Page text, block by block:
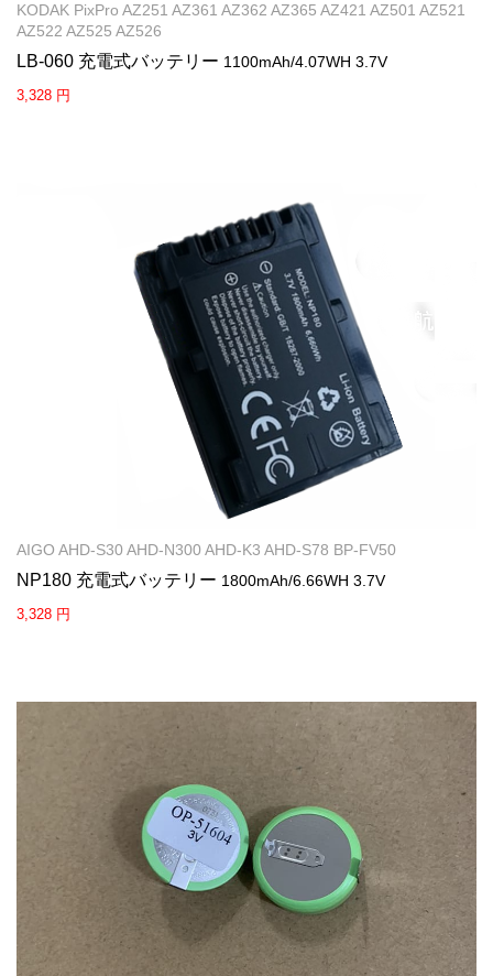
KODAK PixPro AZ251 AZ361 AZ362 AZ365 AZ421 AZ501 AZ521
AZ522 AZ525 AZ526
LB-060 充電式バッテリー 1100mAh/4.07WH 3.7V
3,328 円
AIGO AHD-S30 AHD-N300 AHD-K3 AHD-S78 BP-FV50
NP180 充電式バッテリー 1800mAh/6.66WH 3.7V
3,328 円